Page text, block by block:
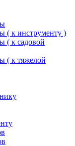
( к инструменту )
( к садовой
( к тяжелой